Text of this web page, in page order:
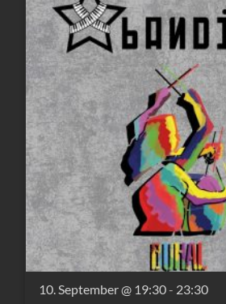
10. September @ 19:30- 23:30